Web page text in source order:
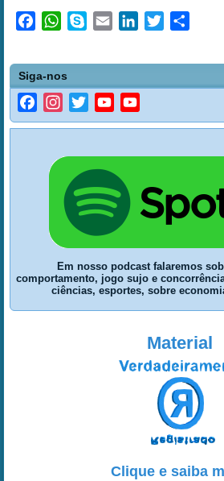
FacebookWhatsApp
Skype Email LinkedInTwitter
Siga-nos
FacebookInstagramTwitterYouTube
Channel
Em nosso podcast falaremos
comportamento, jogo sujo e
ciências, esportes, sobre
Material
Clique e saiba